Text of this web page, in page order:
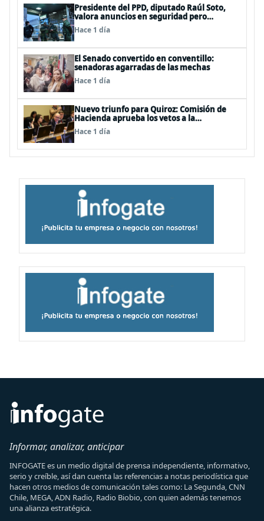
Presidente del PPD, diputado Raúl Soto,
valora anuncios en seguridad pero
advierte ausencia clave: alzamiento del
secreto bancario
Hace 1 día
El Senado convertido en conventillo:
senadoras agarradas de las mechas
Hace 1 día
Nuevo triunfo para Quiroz: Comisión de
Hacienda aprueba los vetos a la
Megarreforma
Hace 1 día
Informar, analizar, anticipar
INFOGATE es un medio digital de prensa independiente, informativo,
serio y creíble, así dan cuenta las referencias a notas periodística que
hacen otros medios de comunicación tales como: La Segunda, CNN
Chile, MEGA, ADN Radio, Radio Biobio, con quien además tenemos
una alianza estratégica.